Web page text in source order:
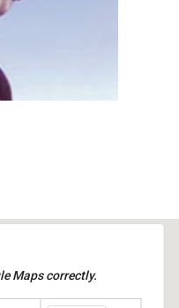
Maps correctly.